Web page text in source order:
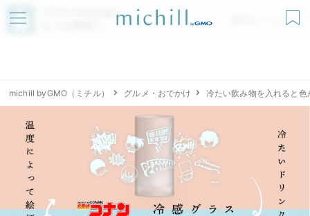
アプリでmichillが
無料ダウンロード
michill byGMO（ミチル） グルメ・おでかけ 冷たい飲み物を入れると